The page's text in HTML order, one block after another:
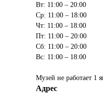
Вт: 11:00 – 20:00
Ср: 11:00 – 18:00
Чт: 11:00 – 18:00
Пт: 11:00 – 20:00
Сб: 11:00 – 20:00
Вс: 11:00 – 18:00
Музей не работает 1
Адрес